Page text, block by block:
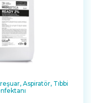
Aspiratör, Tıbbi